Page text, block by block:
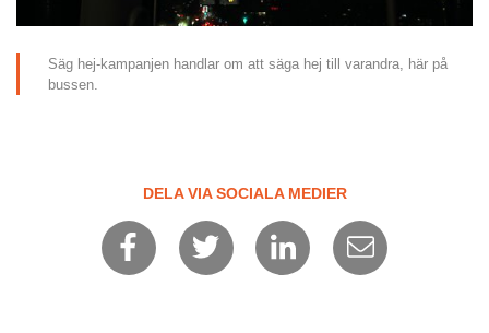
Säg hej-kampanjen handlar om att säga hej till varandra, här på
bussen.
DELA VIA SOCIALA MEDIER